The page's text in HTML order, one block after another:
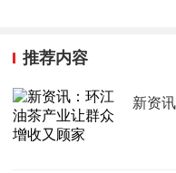
推荐内容
新资